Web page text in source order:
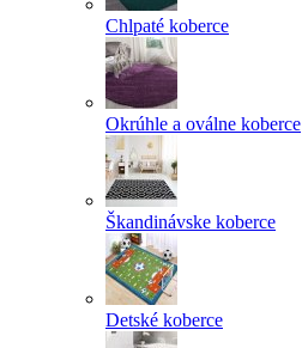
Chlpaté koberce
Okrúhle a oválne koberce
Škandinávske koberce
Detské koberce